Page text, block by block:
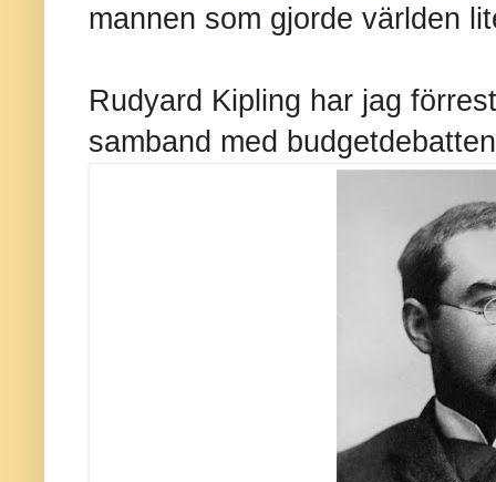
mannen som gjorde världen
Rudyard Kipling har jag
samband med